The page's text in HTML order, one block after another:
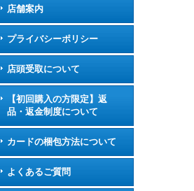
店舗案内
プライバシーポリシー
店頭受取について
【初回購入の方限定】返
品・返金制度について
カードの梱包方法について
よくあるご質問